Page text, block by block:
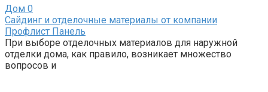
Дом 0
Сайдинг и отделочные материалы от компании
Профлист Панель
При выборе отделочных материалов для наружной
отделки дома, как правило, возникает множество
вопросов и